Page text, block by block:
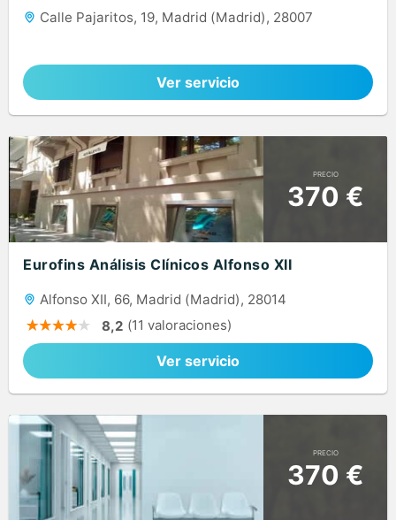
Calle Pajaritos, 19, Madrid (Madrid), 28007
Ver servicio
PRECIO
370 €
Eurofins Análisis Clínicos Alfonso XII
Alfonso XII, 66, Madrid (Madrid), 28014
8,2 (11 valoraciones)
Ver servicio
PRECIO
370 €